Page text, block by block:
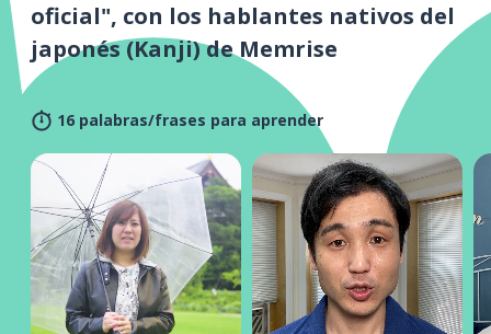
oficial", con los hablantes nativos del
japonés (Kanji) de Memrise
16 palabras/frases para aprender